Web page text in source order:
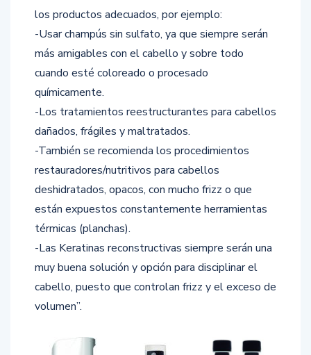
los productos adecuados, por ejemplo:
-Usar champús sin sulfato, ya que siempre serán
más amigables con el cabello y sobre todo
cuando esté coloreado o procesado
químicamente.
-Los tratamientos reestructurantes para cabellos
dañados, frágiles y maltratados.
-También se recomienda los procedimientos
restauradores/nutritivos para cabellos
deshidratados, opacos, con mucho frizz o que
están expuestos constantemente herramientas
térmicas (planchas).
-Las Keratinas reconstructivas siempre serán una
muy buena solución y opción para disciplinar el
cabello, puesto que controlan frizz y el exceso de
volumen”.